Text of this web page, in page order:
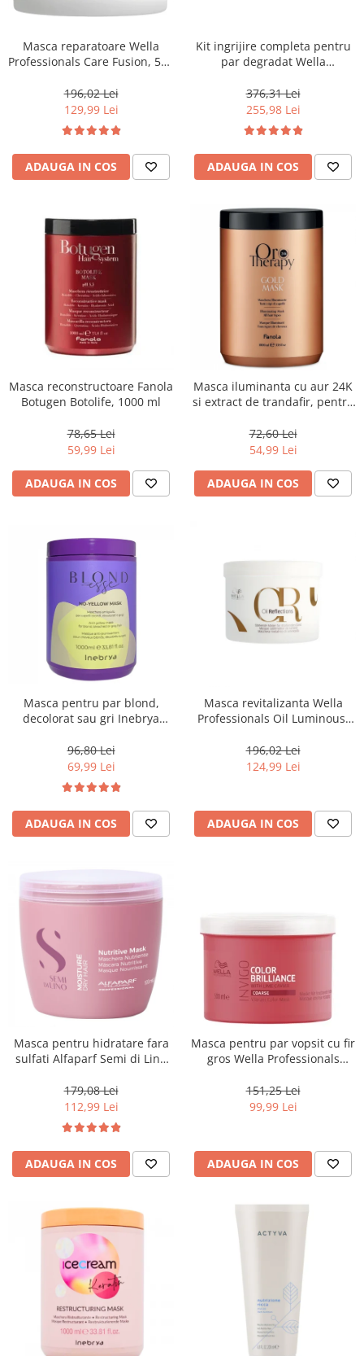
Masca reparatoare Wella
Professionals Care Fusion, 500
196,02 Lei
129,99 Lei
ADAUGA IN COS
Kit ingrijire completa pentru
par degradat Wella
Salon Size
376,31 Lei
255,98 Lei
ADAUGA IN COS
Masca reconstructoare Fanola
Botugen Botolife, 1000 ml
78,65 Lei
59,99 Lei
ADAUGA IN COS
Masca iluminanta cu aur 24K
si extract de trandafir, pentru
Oro Therapy, 1000 ml
72,60 Lei
54,99 Lei
ADAUGA IN COS
Masca pentru par blond,
decolorat sau gri Inebrya
96,80 Lei
69,99 Lei
ADAUGA IN COS
Masca revitalizanta Wella
Professionals Oil Luminous,
196,02 Lei
124,99 Lei
ADAUGA IN COS
Masca pentru hidratare fara
sulfati Alfaparf Semi di Lino
ml
179,08 Lei
112,99 Lei
ADAUGA IN COS
Masca pentru par vopsit cu fir
gros Wella Professionals
151,25 Lei
99,99 Lei
ADAUGA IN COS